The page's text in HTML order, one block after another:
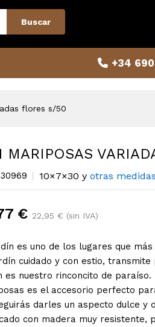
Buscar
+34
flores s/50
MARIPOSAS
10×7×30 y otras medidas
€ 22,95 € (sin IVA)
es uno de los lugares que
cuidado y con estio, transmite
es nuestro rinconcito de
es el accesorio perfecto
darles un aspecto dulce y
con madera muy resistente,